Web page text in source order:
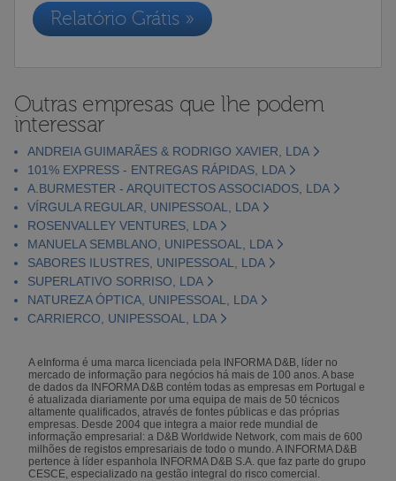
Relatório Grátis »
Outras empresas que lhe podem
interessar
ANDREIA GUIMARÃES & RODRIGO XAVIER, LDA
101% EXPRESS - ENTREGAS RÁPIDAS, LDA
A.BURMESTER - ARQUITECTOS ASSOCIADOS, LDA
VÍRGULA REGULAR, UNIPESSOAL, LDA
ROSENVALLEY VENTURES, LDA
MANUELA SEMBLANO, UNIPESSOAL, LDA
SABORES ILUSTRES, UNIPESSOAL, LDA
SUPERLATIVO SORRISO, LDA
NATUREZA ÓPTICA, UNIPESSOAL, LDA
CARRIERCO, UNIPESSOAL, LDA
A eInforma é uma marca licenciada pela INFORMA D&B, líder no
mercado de informação para negócios há mais de 100 anos. A base
de dados da INFORMA D&B contém todas as empresas em Portugal e
é atualizada diariamente por uma equipa de mais de 50 técnicos
altamente qualificados, através de fontes públicas e das próprias
empresas. Desde 2004 que integra a maior rede mundial de
informação empresarial: a D&B Worldwide Network, com mais de 600
milhões de registos empresariais de todo o mundo. A INFORMA D&B
pertence à líder espanhola INFORMA D&B S.A. que faz parte do grupo
CESCE, especializado na gestão integral do risco comercial.